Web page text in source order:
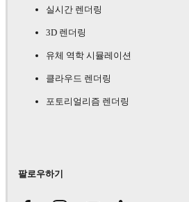
실시간 렌더링
3D 렌더링
유체 역학 시뮬레이션
클라우드 렌더링
포토리얼리즘 렌더링
팔로우하기